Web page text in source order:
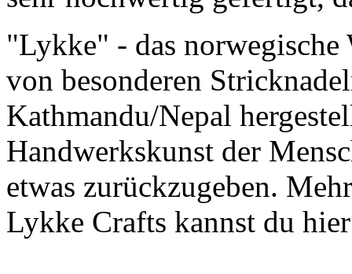
"Lykke" - das
von besonderen
Kathmandu/Nepal
Handwerkskunst der
etwas zurückzugeben.
Lykke Crafts kannst du